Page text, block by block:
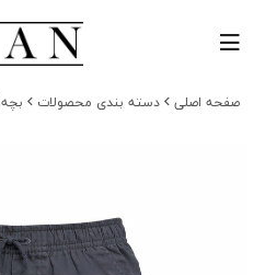
صفحه اصلی دسته بندی محصولات